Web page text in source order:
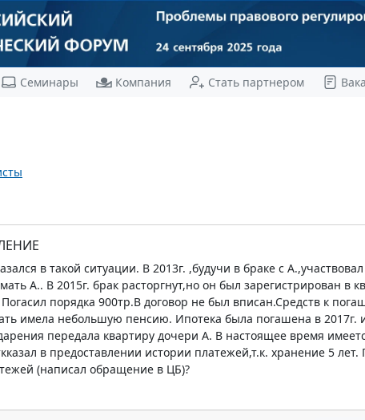
Семинары Компания Стать партнером
в такой ситуации. В 2013г. ,будучи в браке с
А.. В 2015г. брак расторгнут,но он был зарегистрирован в
порядка 900тр.В договор не был вписан.Средств к
имела небольшую пенсию. Ипотека была погашена в 2017г.
передала квартиру дочери А. В настоящее время
в предоставлении истории платежей,т.к. хранение 5
(написал обращение в ЦБ)?